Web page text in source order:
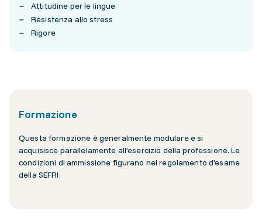
Attitudine per le lingue
Resistenza allo stress
Rigore
Formazione
Questa formazione è generalmente modulare e si
acquisisce parallelamente all’esercizio della professione. Le
condizioni di ammissione figurano nel regolamento d’esame
della SEFRI.